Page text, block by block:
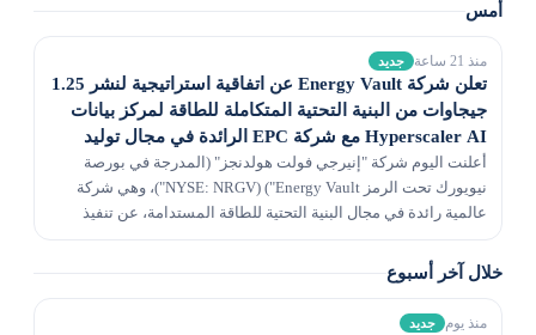
أمس
منذ 21 ساعة جديد
تعلن شركة Energy Vault عن اتفاقية استراتيجية لنشر 1.25
جيجاوات من البنية التحتية المتكاملة للطاقة لمركز بيانات
Hyperscaler AI مع شركة EPC الرائدة في مجال توليد
الطاقة التي تنشر مجموعات مولدات Caterpillar
أعلنت اليوم شركة "إنيرجي فولت هولدنجز" (المدرجة في بورصة
نيويورك تحت الرمز NYSE: NRGV) ("Energy Vault")، وهي شركة
عالمية رائدة في مجال البنية التحتية للطاقة المستدامة، عن تنفيذ
خلال آخر أسبوع
منذ يوم جديد